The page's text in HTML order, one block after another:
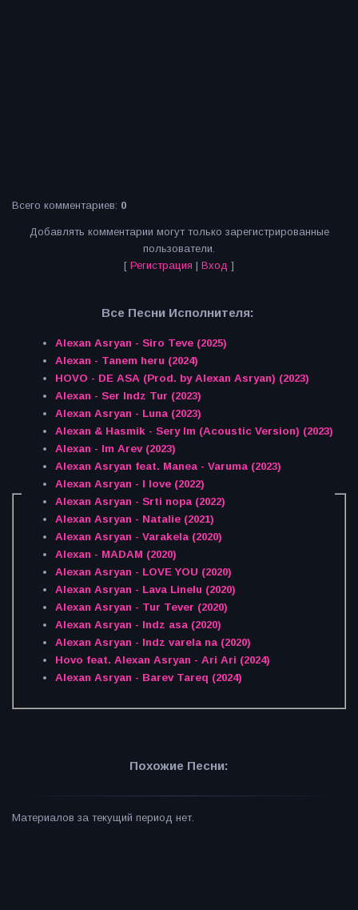
Всего комментариев: 0
Добавлять комментарии могут только зарегистрированные
пользователи.
[ Регистрация | Вход ]
Все Песни Исполнителя:
Alexan Asryan - Siro Teve (2025)
Alexan - Tanem heru (2024)
HOVO - DE ASA (Prod. by Alexan Asryan) (2023)
Alexan - Ser Indz Tur (2023)
Alexan Asryan - Luna (2023)
Alexan & Hasmik - Sery Im (Acoustic Version) (2023)
Alexan - Im Arev (2023)
Alexan Asryan feat. Manea - Varuma (2023)
Alexan Asryan - I love (2022)
Alexan Asryan - Srti nopa (2022)
Alexan Asryan - Natalie (2021)
Alexan Asryan - Varakela (2020)
Alexan - MADAM (2020)
Alexan Asryan - LOVE YOU (2020)
Alexan Asryan - Lava Linelu (2020)
Alexan Asryan - Tur Tever (2020)
Alexan Asryan - Indz asa (2020)
Alexan Asryan - Indz varela na (2020)
Hovo feat. Alexan Asryan - Ari Ari (2024)
Alexan Asryan - Barev Tareq (2024)
Похожие Песни:
Материалов за текущий период нет.